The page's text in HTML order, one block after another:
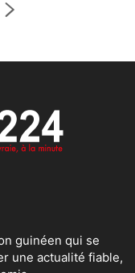
guinéen qui se
une actualité fiable,